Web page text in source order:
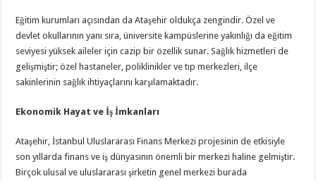
Eğitim kurumları açısından da Ataşehir oldukça zengindir. Özel ve
devlet okullarının yanı sıra, üniversite kampüslerine yakınlığı da eğitim
seviyesi yüksek aileler için cazip bir özellik sunar. Sağlık hizmetleri de
gelişmiştir; özel hastaneler, poliklinikler ve tıp merkezleri, ilçe
sakinlerinin sağlık ihtiyaçlarını karşılamaktadır.
Ekonomik Hayat ve İş İmkanları
Ataşehir, İstanbul Uluslararası Finans Merkezi projesinin de etkisiyle
son yıllarda finans ve iş dünyasının önemli bir merkezi haline gelmiştir.
Birçok ulusal ve uluslararası şirketin genel merkezi burada